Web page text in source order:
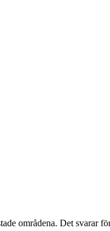
områdena. Det svarar